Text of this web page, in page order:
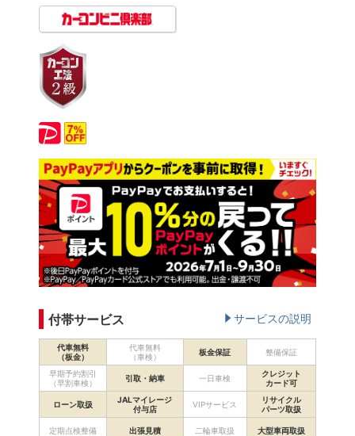
付帯サービス サービスの説明
代車無料
（板金）
代車無料
（車検）
板金保証 整備保証
早期予約割引
（早割車検）
引取・納車 一日車検
クレジット
カード可
ローン取扱
JALマイレージ
付与店
VIPサービス
リサイクル
パーツ取扱
定期点検整備 出張見積 二輪車取扱 大型車両取扱